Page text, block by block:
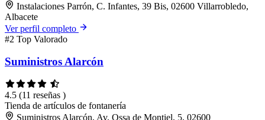
Instalaciones Parrón, C. Infantes, 39 Bis, 02600 Villarrobledo,
Albacete
Ver perfil completo
#2 Top Valorado
Suministros Alarcón
4.5 (11 reseñas )
Tienda de artículos de fontanería
Suministros Alarcón, Av. Ossa de Montiel, 5, 02600